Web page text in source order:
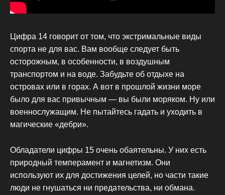
Цифра 14 говорит от том, что экстримальные виды
спорта не для вас. Вам вообще следует быть
осторожным, в особенности, в воздушным
транспортом и на воде. Забудьте об отдыхе на
островах или в горах. А вот в прошлой жизни море
было для вас привычным — вы были моряком. Ну или
военнослужащим. Не пытайтесь гадать и уходить в
магические «дебри».
Обладатели цифры 15 очень обаятельны. У них есть
природный темперамент и магнетизм. Они
используют их для достижения целей, но части такие
люди не гнушаться ни предательства, ни обмана.